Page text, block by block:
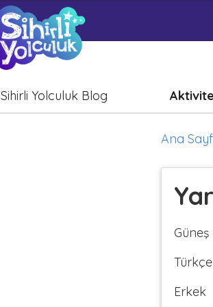
Sihirli Yolculuk Blog
Ana
Güneş
Türkçe
Erkek